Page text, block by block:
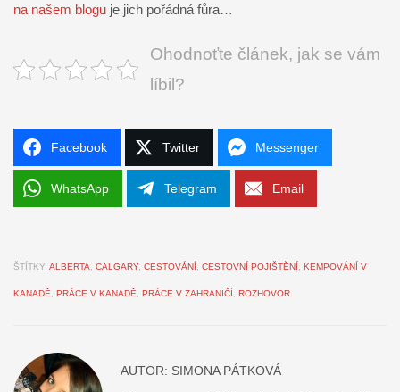
na našem blogu je jich pořádná fůra…
Ohodnoťte článek, jak se vám
líbil?
Facebook Twitter Messenger
WhatsApp Telegram Email
ŠTÍTKY: ALBERTA CALGARY, CESTOVÁNÍ CESTOVNÍ POJIŠTĚNÍ KEMPOVÁNÍ V
KANADĚ PRÁCE V KANADĚ PRÁCE V ZAHRANIČÍ ROZHOVOR
AUTOR: SIMONA PÁTKOVÁ